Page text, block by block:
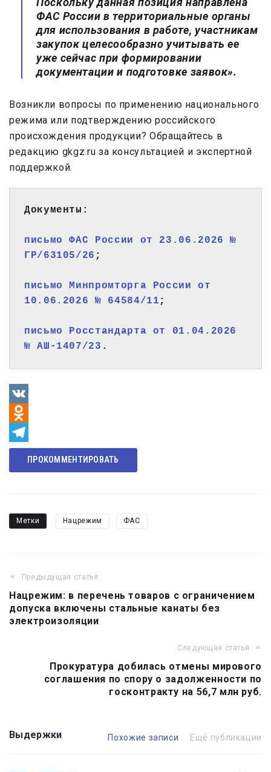
ФАС России в территориальные органы
для использования в работе, участникам
закупок целесообразно учитывать ее
уже сейчас при формировании
документации и подготовке заявок».
Возникли вопросы по применению национального
режима или подтверждению российского
происхождения продукции? Обращайтесь в
редакцию gkgz.ru за консультацией и экспертной
поддержкой.
Документы:
письмо ФАС России от 23.06.2026 №
ГР/63105/26 ;
письмо Минпромторга России от
10.06.2026 № 64584/11 ;
письмо Росстандарта от 01.04.2026
№ АШ-1407/23 .
VK
Odnoklassniki
Telegram
ПРОКОММЕНТИРОВАТЬ
Метки Нацрежим ФАС
Навигация
по
записям
Предыдущая статья
Нацрежим: в перечень товаров с ограничением
допуска включены стальные канаты без
электроизоляции
Следующая статья
Прокуратура добилась отмены мирового
соглашения по спору о задолженности по
госконтракту на 56,7 млн руб.
Выдержки Похожие записи Ещё публикации